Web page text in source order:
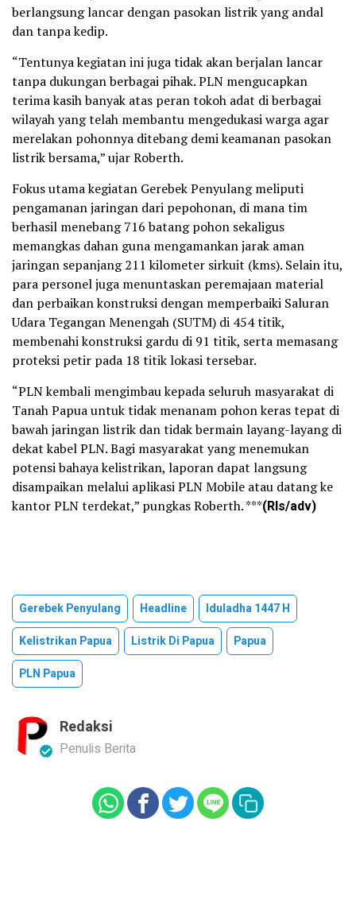
berlangsung lancar dengan pasokan listrik yang andal
dan tanpa kedip.
“Tentunya kegiatan ini juga tidak akan berjalan lancar
tanpa dukungan berbagai pihak. PLN mengucapkan
terima kasih banyak atas peran tokoh adat di berbagai
wilayah yang telah membantu mengedukasi warga agar
merelakan pohonnya ditebang demi keamanan pasokan
listrik bersama,” ujar Roberth.
Fokus utama kegiatan Gerebek Penyulang meliputi
pengamanan jaringan dari pepohonan, di mana tim
berhasil menebang 716 batang pohon sekaligus
memangkas dahan guna mengamankan jarak aman
jaringan sepanjang 211 kilometer sirkuit (kms). Selain itu,
para personel juga menuntaskan peremajaan material
dan perbaikan konstruksi dengan memperbaiki Saluran
Udara Tegangan Menengah (SUTM) di 454 titik,
membenahi konstruksi gardu di 91 titik, serta memasang
proteksi petir pada 18 titik lokasi tersebar.
“PLN kembali mengimbau kepada seluruh masyarakat di
Tanah Papua untuk tidak menanam pohon keras tepat di
bawah jaringan listrik dan tidak bermain layang-layang di
dekat kabel PLN. Bagi masyarakat yang menemukan
potensi bahaya kelistrikan, laporan dapat langsung
disampaikan melalui aplikasi PLN Mobile atau datang ke
kantor PLN terdekat,” pungkas Roberth. ***(Rls/adv)
Gerebek Penyulang Headline
Iduladha 1447 H
Kelistrikan Papua
Listrik Di Papua
Papua
PLN Papua
Redaksi
Penulis Berita